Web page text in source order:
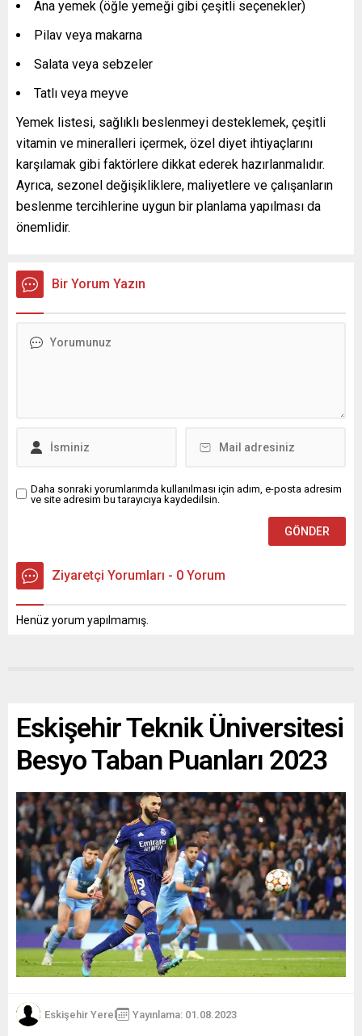
Ana yemek (öğle yemeği gibi çeşitli seçenekler)
Pilav veya makarna
Salata veya sebzeler
Tatlı veya meyve
Yemek listesi, sağlıklı beslenmeyi desteklemek, çeşitli
vitamin ve mineralleri içermek, özel diyet ihtiyaçlarını
karşılamak gibi faktörlere dikkat ederek hazırlanmalıdır.
Ayrıca, sezonel değişikliklere, maliyetlere ve çalışanların
beslenme tercihlerine uygun bir planlama yapılması da
önemlidir.
Bir Yorum Yazın
Daha sonraki yorumlarımda kullanılması için adım, e-posta adresim
ve site adresim bu tarayıcıya kaydedilsin.
Ziyaretçi Yorumları - 0 Yorum
Henüz yorum yapılmamış.
Eskişehir Teknik Üniversitesi
Besyo Taban Puanları 2023
Eskişehir Yerel Yayınlama: 01.08.2023